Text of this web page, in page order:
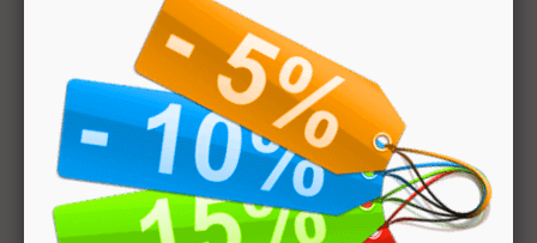
Hai bisogno di aiuto? Chatta con noi